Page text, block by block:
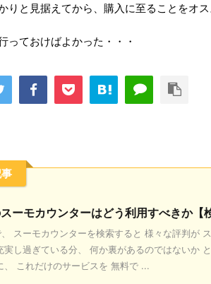
りと見据えてから、購入に至ることをオス
っておけばよかった・・・
ーモカウンターはどう利用すべきか【
スーモカウンターを検索すると 様々な評判が
実し過ぎている分、 何か裏があるのではないか
、 これだけのサービスを 無料で ...